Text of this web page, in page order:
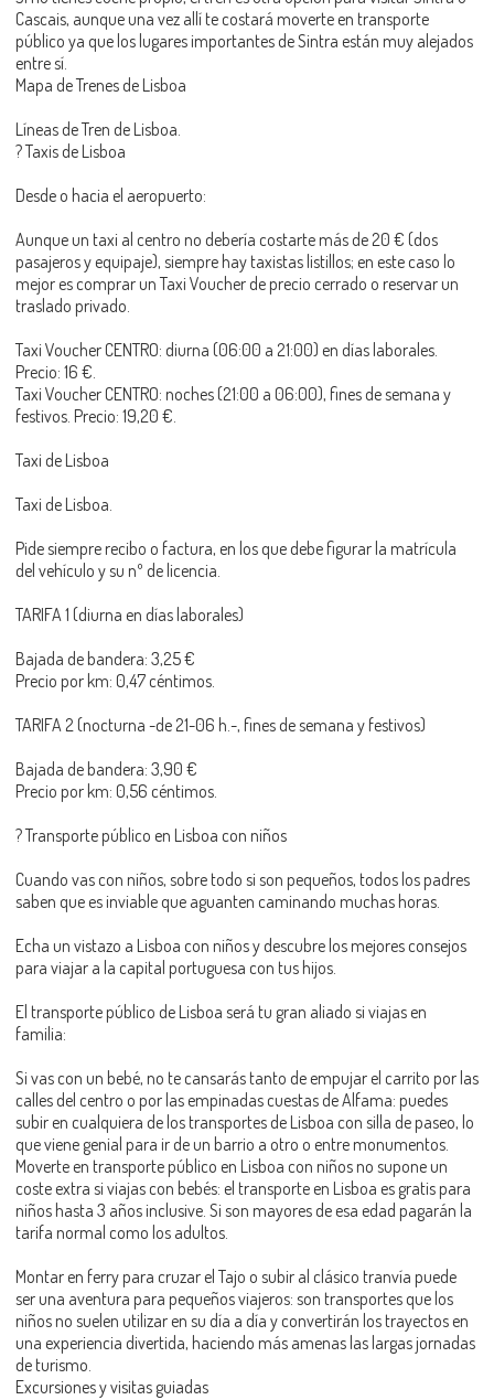
Cascais, aunque una vez allí te costará moverte en transporte
público ya que los lugares importantes de Sintra están muy alejados
entre sí.
Mapa de Trenes de Lisboa
Líneas de Tren de Lisboa.
? Taxis de Lisboa
Desde o hacia el aeropuerto:
Aunque un taxi al centro no debería costarte más de 20 € (dos
pasajeros y equipaje), siempre hay taxistas listillos; en este caso lo
mejor es comprar un Taxi Voucher de precio cerrado o reservar un
traslado privado.
Taxi Voucher CENTRO: diurna (06:00 a 21:00) en días laborales.
Precio: 16 €.
Taxi Voucher CENTRO: noches (21:00 a 06:00), fines de semana y
festivos. Precio: 19,20 €.
Taxi de Lisboa
Taxi de Lisboa.
Pide siempre recibo o factura, en los que debe figurar la matrícula
del vehículo y su nº de licencia.
TARIFA 1 (diurna en días laborales)
Bajada de bandera: 3,25 €
Precio por km: 0,47 céntimos.
TARIFA 2 (nocturna -de 21-06 h.-, fines de semana y festivos)
Bajada de bandera: 3,90 €
Precio por km: 0,56 céntimos.
? Transporte público en Lisboa con niños
Cuando vas con niños, sobre todo si son pequeños, todos los padres
saben que es inviable que aguanten caminando muchas horas.
Echa un vistazo a Lisboa con niños y descubre los mejores consejos
para viajar a la capital portuguesa con tus hijos.
El transporte público de Lisboa será tu gran aliado si viajas en
familia:
Si vas con un bebé, no te cansarás tanto de empujar el carrito por las
calles del centro o por las empinadas cuestas de Alfama: puedes
subir en cualquiera de los transportes de Lisboa con silla de paseo, lo
que viene genial para ir de un barrio a otro o entre monumentos.
Moverte en transporte público en Lisboa con niños no supone un
coste extra si viajas con bebés: el transporte en Lisboa es gratis para
niños hasta 3 años inclusive. Si son mayores de esa edad pagarán la
tarifa normal como los adultos.
Montar en ferry para cruzar el Tajo o subir al clásico tranvía puede
ser una aventura para pequeños viajeros: son transportes que los
niños no suelen utilizar en su día a día y convertirán los trayectos en
una experiencia divertida, haciendo más amenas las largas jornadas
de turismo.
Excursiones y visitas guiadas